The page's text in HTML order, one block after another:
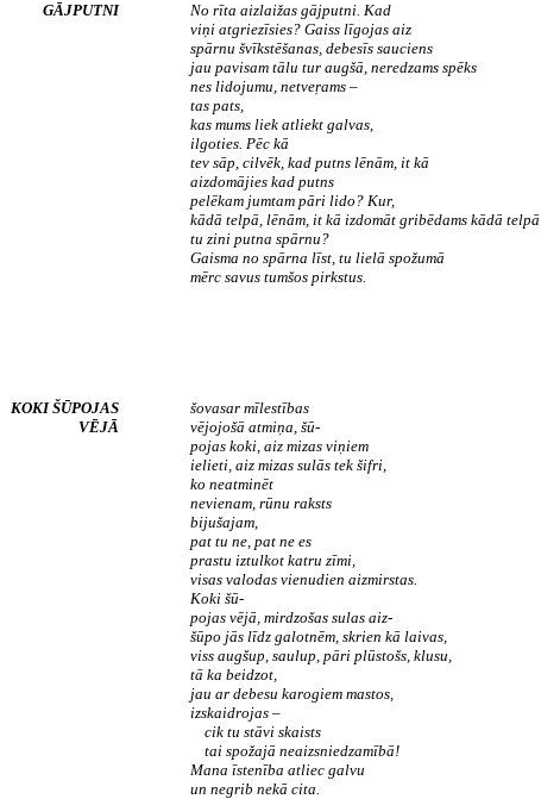
GĀJPUTNI
No rīta aizlaižas gājputni. Kad
viņi atgriezīsies? Gaiss līgojas aiz
spārnu švīkstēšanas, debesīs sauciens
jau pavisam tālu tur augšā, neredzams spēks
nes lidojumu, netveŗams –
tas pats,
kas mums liek atliekt galvas,
ilgoties. Pēc kā
tev sāp, cilvēk, kad putns lēnām, it kā
aizdomājies kad putns
pelēkam jumtam pāri lido? Kur,
kādā telpā, lēnām, it kā izdomāt gribēdams kādā telpā
tu zini putna spārnu?
Gaisma no spārna līst, tu lielā spožumā
mērc savus tumšos pirkstus.
KOKI ŠŪPOJAS
VĒJĀ
šovasar mīlestības
vējojošā atmiņa, šū-
­pojas koki, aiz mizas viņiem
ielieti, aiz mizas sulās tek šifri,
ko neatminēt
nevienam, rūnu raksts
bijušajam,
pat tu ne, pat ne es
prastu iztulkot katru zīmi,
visas valodas vienudien aizmirstas.
Koki šū­-
pojas vējā, mirdzošas sulas aiz­-
šūpo jās līdz galotnēm, skrien kā laivas,
viss augšup, saulup, pāri plūstošs, klusu,
tā ka beidzot,
jau ar debesu karogiem mastos,
izskaidrojas –
cik tu stāvi skaists
tai spožajā neaizsniedzamībā!
Mana īstenība atliec galvu
un negrib nekā cita.